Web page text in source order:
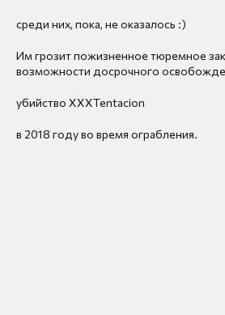
среди них, пока, не оказалось :)
Им грозит пожизненное тюремное
возможности досрочного
убийство XXXTentacion
в 2018 году во время ограбления.